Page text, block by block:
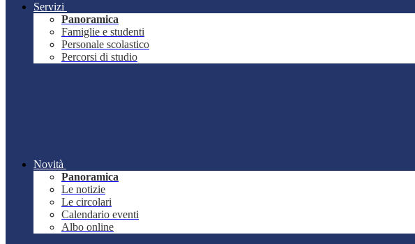
Servizi
Panoramica
Famiglie e studenti
Personale scolastico
Percorsi di studio
Novità
Panoramica
Le notizie
Le circolari
Calendario eventi
Albo online